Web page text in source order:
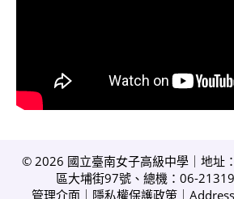
© 2026 國立臺南女子高級中學｜地址
區大埔街97號、總機：06-
管理介面
隱私權保護政策 ｜